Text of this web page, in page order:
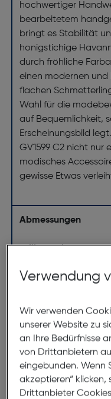
hochwertiger
bearbeitetem
bringt es Stabilität
honigstichige
durch fröhliche
einen modernen
flachen
Wahl für die
auf Bequemlichkeit,
Erscheinungsbild
GV1599 C2 nicht nur
modisches
gewisse Etwas
Abmessungen
Brillenbreite:141mm
Steg:
53mm
Bügellänge:
145mm
(individuell
Verwendung
Wir verwenden
unserer Website zu
an Ihre Bedürfnisse
von Drittanbietern
eingebunden. Wenn
akzeptieren“ klicken,
Drittanbieter